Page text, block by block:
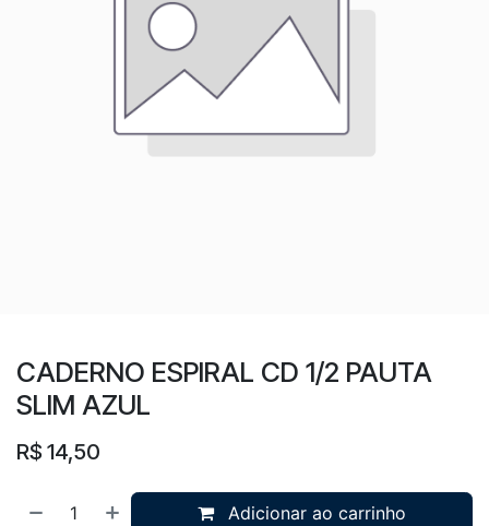
CADERNO ESPIRAL CD 1/2 PAUTA
SLIM AZUL
R$ 14,50
Adicionar ao carrinho